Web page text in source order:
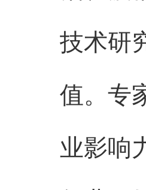
技术研
值。专
业影响